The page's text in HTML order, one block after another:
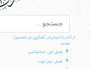
از آغاز تا انجام (در گفتگوی دو دانشجو)
مقدمه
+ فصل اول: خداشناسی
+ فصل دوم: نبوت